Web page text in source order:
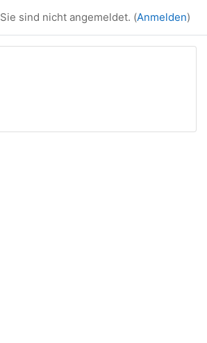
Sie sind nicht angemeldet. (Anmelden)